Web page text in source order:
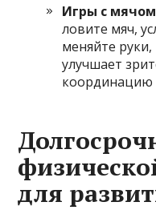
Игры с
ловите мяч,
меняйте
улучшает
координацию
для